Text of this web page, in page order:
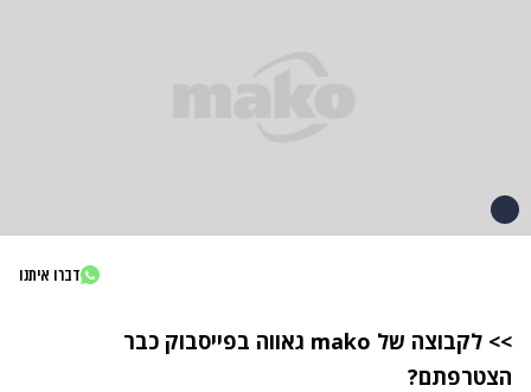
דברו איתנו
>> לקבוצה של mako גאווה בפייסבוק כבר
הצטרפתם?